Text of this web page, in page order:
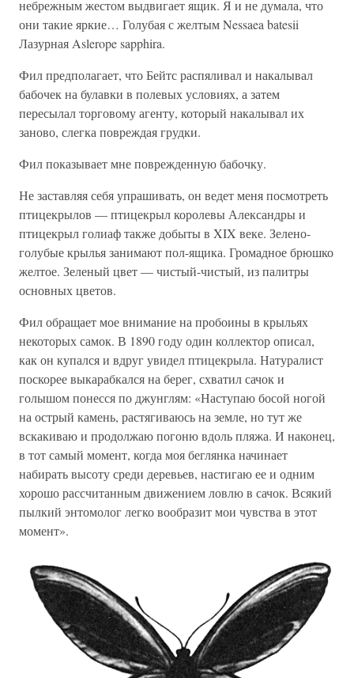
небрежным жестом выдвигает ящик. Я и не думала, что
они такие яркие… Голубая с желтым Nessaea batesii
Лазурная Aslerope sapphira.
Фил предполагает, что Бейтс распяливал и накалывал
бабочек на булавки в полевых условиях, а затем
пересылал торговому агенту, который накалывал их
заново, слегка повреждая грудки.
Фил показывает мне поврежденную бабочку.
Не заставляя себя упрашивать, он ведет меня посмотреть
птицекрылов — птицекрыл королевы Александры и
птицекрыл голиаф также добыты в XIX веке. Зелено-
голубые крылья занимают пол-ящика. Громадное брюшко
желтое. Зеленый цвет — чистый-чистый, из палитры
основных цветов.
Фил обращает мое внимание на пробоины в крыльях
некоторых самок. В 1890 году один коллектор описал,
как он купался и вдруг увидел птицекрыла. Натуралист
поскорее выкарабкался на берег, схватил сачок и
голышом понесся по джунглям: «Наступаю босой ногой
на острый камень, растягиваюсь на земле, но тут же
вскакиваю и продолжаю погоню вдоль пляжа. И наконец,
в тот самый момент, когда моя беглянка начинает
набирать высоту среди деревьев, настигаю ее и одним
хорошо рассчитанным движением ловлю в сачок. Всякий
пылкий энтомолог легко вообразит мои чувства в этот
момент».